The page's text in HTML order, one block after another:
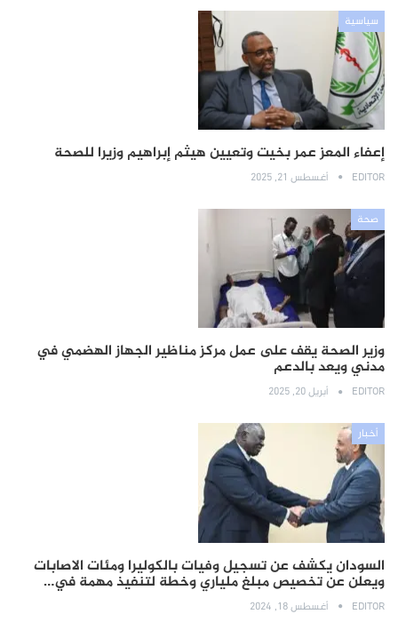
سياسية
إعفاء المعز عمر بخيت وتعيين هيثم إبراهيم وزيرا للصحة
EDITOR أغسطس 21, 2025
صحة
وزير الصحة يقف على عمل مركز مناظير الجهاز الهضمي في
مدني ويعد بالدعم
EDITOR أبريل 20, 2025
أخبار
السودان يكشف عن تسجيل وفيات بالكوليرا ومئات الاصابات
ويعلن عن تخصيص مبلغ ملياري وخطة لتنفيذ مهمة في…
EDITOR أغسطس 18, 2024